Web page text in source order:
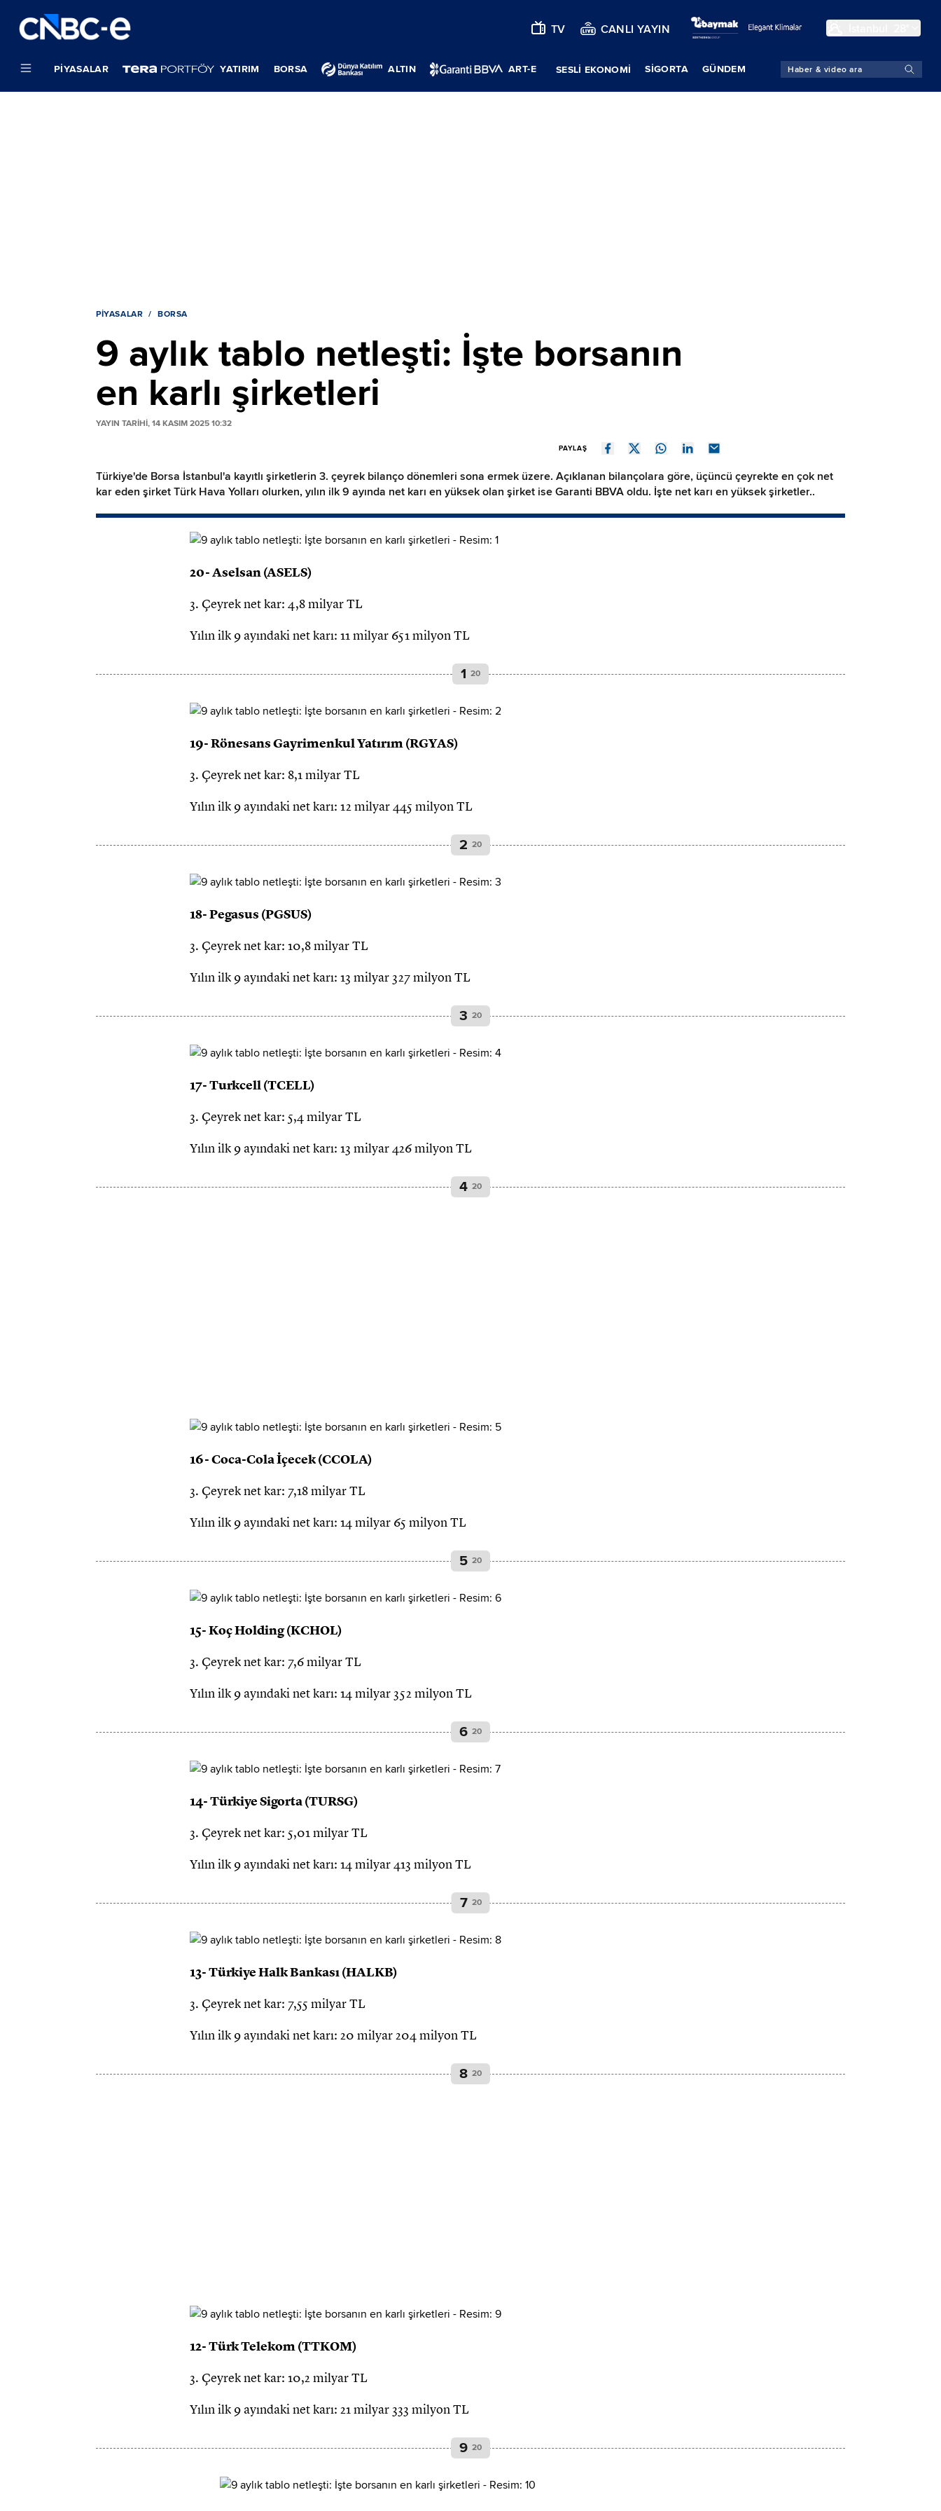
TV CANLI YAYIN
PIYASALAR YATIRIM BORSA ALTIN ART-E SESLİ EKONOMİ SIGORTA GÜNDEM
PIYASALAR BORSA
9 aylık tablo netleşti: İşte borsanın
en karlı şirketleri
YAYIN TARİHİ, 14 KASIM 2025 10:32
PAYLAŞ
Türkiye'de Borsa İstanbul'a kayıtlı şirketlerin 3. çeyrek bilanço dönemleri sona ermek üzere. Açıklanan bilançolara göre, üçüncü çeyrekte en çok net
kar eden şirket Türk Hava Yolları olurken, yılın ilk 9 ayında net karı en yüksek olan şirket ise Garanti BBVA oldu. İşte net karı en yüksek şirketler..
20- Aselsan (ASELS)
3. Çeyrek net kar: 4,8 milyar TL
Yılın ilk 9 ayındaki net karı: 11 milyar 651 milyon TL
1 20
19- Rönesans Gayrimenkul Yatırım (RGYAS)
3. Çeyrek net kar: 8,1 milyar TL
Yılın ilk 9 ayındaki net karı: 12 milyar 445 milyon TL
2 20
18- Pegasus (PGSUS)
3. Çeyrek net kar: 10,8 milyar TL
Yılın ilk 9 ayındaki net karı: 13 milyar 327 milyon TL
3 20
17- Turkcell (TCELL)
3. Çeyrek net kar: 5,4 milyar TL
Yılın ilk 9 ayındaki net karı: 13 milyar 426 milyon TL
4 20
16- Coca-Cola İçecek (CCOLA)
3. Çeyrek net kar: 7,18 milyar TL
Yılın ilk 9 ayındaki net karı: 14 milyar 65 milyon TL
5 20
15- Koç Holding (KCHOL)
3. Çeyrek net kar: 7,6 milyar TL
Yılın ilk 9 ayındaki net karı: 14 milyar 352 milyon TL
6 20
14- Türkiye Sigorta (TURSG)
3. Çeyrek net kar: 5,01 milyar TL
Yılın ilk 9 ayındaki net karı: 14 milyar 413 milyon TL
7 20
13- Türkiye Halk Bankası (HALKB)
3. Çeyrek net kar: 7,55 milyar TL
Yılın ilk 9 ayındaki net karı: 20 milyar 204 milyon TL
8 20
12- Türk Telekom (TTKOM)
3. Çeyrek net kar: 10,2 milyar TL
Yılın ilk 9 ayındaki net karı: 21 milyar 333 milyon TL
9 20